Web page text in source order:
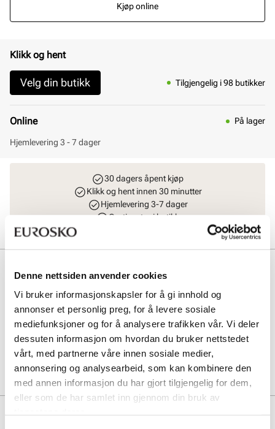
Denne nettsiden anvender cookies
Vi bruker informasjonskapsler for å gi innhold og
annonser et personlig preg, for å levere sosiale
mediefunksjoner og for å analysere trafikken vår. Vi deler
dessuten informasjon om hvordan du bruker nettstedet
vårt, med partnerne våre innen sosiale medier,
annonsering og analysearbeid, som kan kombinere den
med annen informasjon du har gjort tilgjengelig for dem,
eller som de har samlet inn gjennom din bruk av
Kjøp online
Klikk og hent
Velg din butikk Tilgjengelig i 98 butikker
Online På lager
Hjemlevering 3 - 7 dager
30 dagers åpent kjøp
Klikk og hent innen 30 minutter
Hjemlevering 3-7 dager
Gratis retur i butikk
Bergal lisser er det perfekte tilbehøret for å gi skoene dine et friskt
utseende. Laget av slitesterkt materiale, sikrer de både funksjonalitet
og stil. Ideelle for hverdagsbruk, disse lissene kombinerer kvalitet
med enkelhet, og passer til de fleste skotyper.
Art. nr 97153036
Lev. art. nr1856